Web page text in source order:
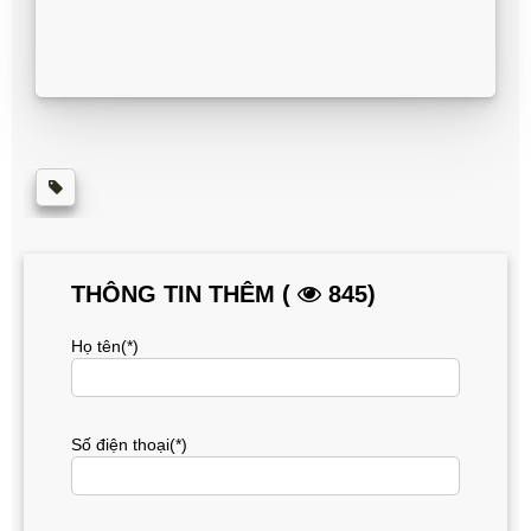
THÔNG TIN THÊM ( 845)
Họ tên(*)
Số điện thoại(*)